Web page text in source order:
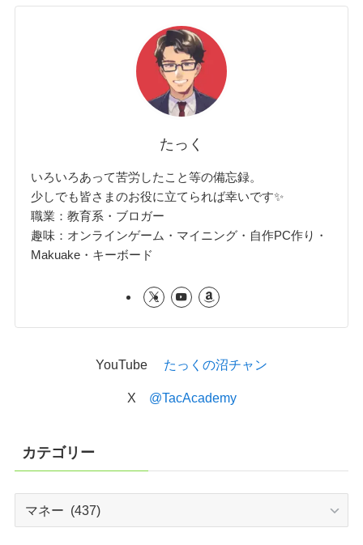
たっく
いろいろあって苦労したこと等の備忘録。
少しでも皆さまのお役に立てられば幸いです✨
職業：教育系・ブロガー
趣味：オンラインゲーム・マイニング・自作PC作り・
Makuake・キーボード
YouTube たっくの沼チャン
X @TacAcademy
カテゴリー